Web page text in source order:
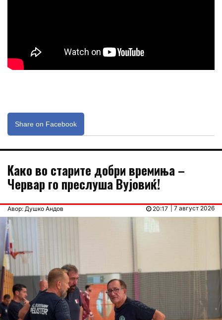
Share on Facebook
Kaко во старите добри времиња –
Червар го преслуша Вујовиќ!
Авор: Душко Андов | 7 август 2026
20:17